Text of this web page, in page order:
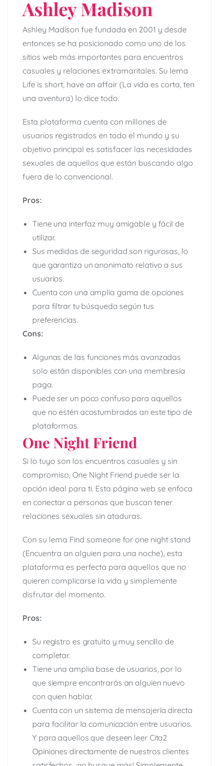
Ashley Madison
Ashley Madison fue fundada en 2001 y desde
entonces se ha posicionado como uno de los
sitios web más importantes para encuentros
casuales y relaciones extramaritales. Su lema
Life is short, have an affair (La vida es corta, ten
una aventura) lo dice todo.
Esta plataforma cuenta con millones de
usuarios registrados en todo el mundo y su
objetivo principal es satisfacer las necesidades
sexuales de aquellos que están buscando algo
fuera de lo convencional.
Pros:
Tiene una interfaz muy amigable y fácil de
utilizar.
Sus medidas de seguridad son rigurosas, lo
que garantiza un anonimato relativo a sus
usuarios.
Cuenta con una amplia gama de opciones
para filtrar tu búsqueda según tus
preferencias.
Cons:
Algunas de las funciones más avanzadas
solo están disponibles con una membresía
paga.
Puede ser un poco confuso para aquellos
que no estén acostumbrados an este tipo de
plataformas.
One Night Friend
Si lo tuyo son los encuentros casuales y sin
compromiso, One Night Friend puede ser la
opción ideal para ti. Esta página web se enfoca
en conectar a personas que buscan tener
relaciones sexuales sin ataduras.
Con su lema Find someone for one night stand
(Encuentra an alguien para una noche), esta
plataforma es perfecta para aquellos que no
quieren complicarse la vida y simplemente
disfrutar del momento.
Pros:
Su registro es gratuito y muy sencillo de
completar.
Tiene una amplia base de usuarios, por lo
que siempre encontrarás an alguien nuevo
con quien hablar.
Cuenta con un sistema de mensajería directa
para facilitar la comunicación entre usuarios.
Y para aquellos que deseen leer Cita2
Opiniones directamente de nuestros clientes